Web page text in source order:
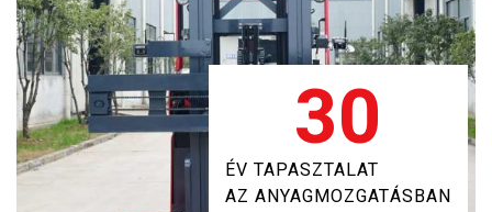
ÉV TAPASZTALAT
AZ ANYAGMOZGATÁSBAN
30